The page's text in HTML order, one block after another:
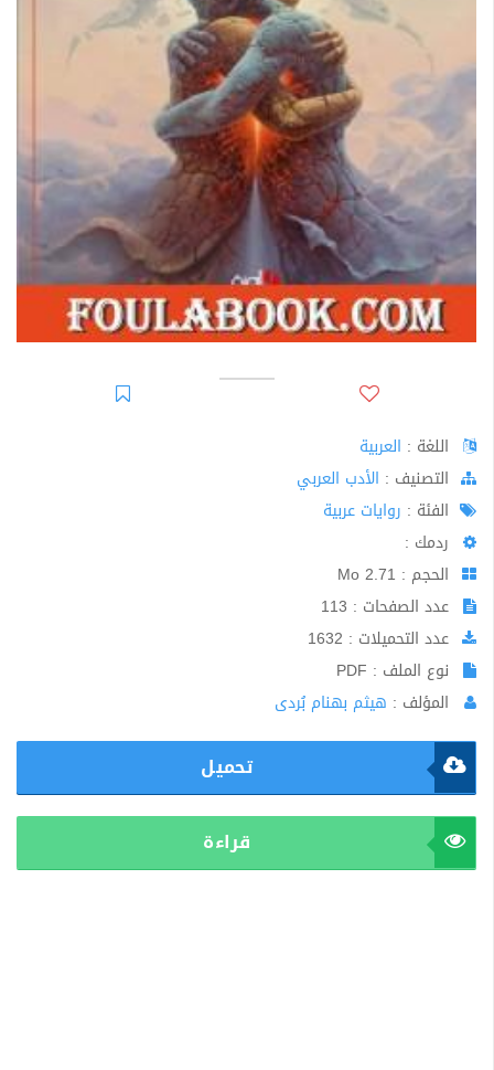
اللغة : العربية
اﻟﺘﺼﻨﻴﻒ : الأدب العربي
الفئة : روايات عربية
ردمك :
الحجم : 2.71 Mo
عدد الصفحات : 113
عدد التحميلات : 1632
نوع الملف : PDF
المؤلف : هيثم بهنام بُردى
تحميل
قراءة